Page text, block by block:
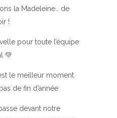
la Madeleine… de
!
pour toute l’équipe
💚
le meilleur moment
de fin d’année
devant notre